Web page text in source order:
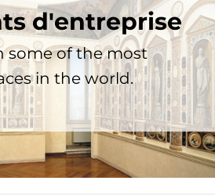
d'entreprise
some of the most
in the world.